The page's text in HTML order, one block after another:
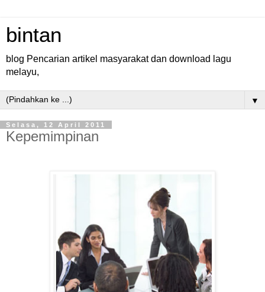
bintan
blog Pencarian artikel masyarakat dan download lagu
melayu,
▼
Selasa, 12 April 2011
Kepemimpinan